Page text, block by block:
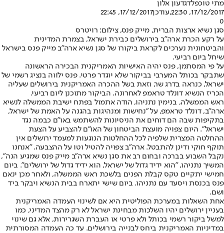
מתי טוכפלדגדעון אלון
17/12/2017, 22:30
,עודכן17/12/2017, 22:45
0
סגן נשיא ארצות הברית, מייק פנס, צילום: רויטרס
על רקע הכרת ארה"ב בירושלים כבירת ישראל, בצמרת המדינית
והביטחונית נערכים לקראת ביקורו של סגן נשיא ארה"ב מייק פנס בישראל
שיחל ביום רביעי.
על פי המסתמן, פנס יהיה האישיות האמריקנית הבכירה הראשונה
שתבקר בכותל המערבי בביקור שלא יוגדר פרטי. פנס ילווה בנציג רשמי של
ישראל, כנראה בדרג שר, וזאת בשל ההכרה האמריקנית בירושלים שעליה
הכריז הנשיא דונלד טראמפ לאחרונה. הביקור מתוכנן ליום רביעי.
ראש הממשלה, בנימין נתניהו, הודה אתמול בפתח ישיבת הממשלה לנשיא
ארה"ב, דונלד טראמפ, על "נחישות ומנהיגות בהגנה על האמת של ישראל,
בתקיפות שבה הם דוחים את הניסיונות להשתמש באו"ם כבמה נגד
ישראל". היום צפויה מועצת הביטחון של האו"ם להצביע על הצעת
ההחלטה המצרית שלפיה לכל ההחלטות הנוגעות למעמד ירושלים אין
תוקף חוקי ודינן להתבטל. ארה"ב צפויה להטיל וטו על ההצבעה. "אנחנו
נקבל השבוע בברכה ובחום רב את סגן נשיא ארה"ב מייק פנס שמגיע הנה",
המשיך נתניהו, "הוא ידיד גדול של ישראל, הוא ידיד גדול של ירושלים". ביום
חמישי יתקיים טקס קבלת הפנים בלשכת ראש הממשלה, ולאחר מכן ינאם
פנס בכנסת ויסעד עם נתניהו. ביום שישי יתארח בבית הנשיא ויבקר ביד
ושם.
אחת השאלות במערכת הפוליטית היא אם לשינוי העמדה האמריקנית
בעניין ירושלים יהיו השלכות מבחינת ישראל לא רק מהצד המדיני, כמו
למשל ביקור רשמי בכותל ולא פרטי או העברת השגרירות, אלא גם שינוי
במדיניות האמריקנית ביחס לבנייה בירושלים. עד כה העמדה המסורתית